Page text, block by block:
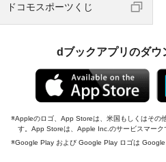
ドコモスポーツくじ
dブックアプリのダウ
Appleのロゴ、App Storeは、米国もしくはその
す。App Storeは、Apple Inc.のサービスマーク
Google Play および Google Play ロゴは Google